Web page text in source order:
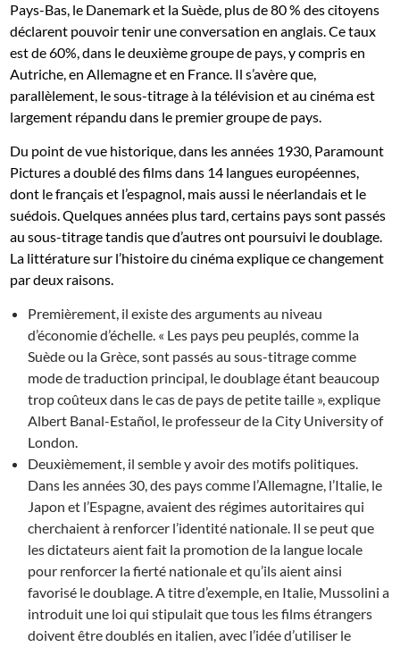
Pays-Bas, le Danemark et la Suède, plus de 80 % des citoyens
déclarent pouvoir tenir une conversation en anglais. Ce taux
est de 60%, dans le deuxième groupe de pays, y compris en
Autriche, en Allemagne et en France. Il s’avère que,
parallèlement, le sous-titrage à la télévision et au cinéma est
largement répandu dans le premier groupe de pays.
Du point de vue historique, dans les années 1930, Paramount
Pictures a doublé des films dans 14 langues européennes,
dont le français et l’espagnol, mais aussi le néerlandais et le
suédois. Quelques années plus tard, certains pays sont passés
au sous-titrage tandis que d’autres ont poursuivi le doublage.
La littérature sur l’histoire du cinéma explique ce changement
par deux raisons.
Premièrement, il existe des arguments au niveau
d’économie d’échelle. « Les pays peu peuplés, comme la
Suède ou la Grèce, sont passés au sous-titrage comme
mode de traduction principal, le doublage étant beaucoup
trop coûteux dans le cas de pays de petite taille », explique
Albert Banal-Estañol, le professeur de la City University of
London.
Deuxièmement, il semble y avoir des motifs politiques.
Dans les années 30, des pays comme l’Allemagne, l’Italie, le
Japon et l’Espagne, avaient des régimes autoritaires qui
cherchaient à renforcer l’identité nationale. Il se peut que
les dictateurs aient fait la promotion de la langue locale
pour renforcer la fierté nationale et qu’ils aient ainsi
favorisé le doublage. A titre d’exemple, en Italie, Mussolini a
introduit une loi qui stipulait que tous les films étrangers
doivent être doublés en italien, avec l’idée d’utiliser le